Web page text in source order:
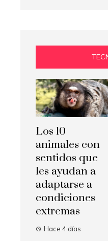
Los 10
animales con
sentidos que
les ayudan a
adaptarse a
condiciones
extremas
Hace 4 días